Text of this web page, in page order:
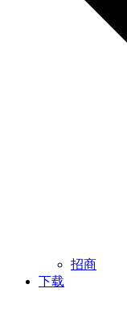
招商
下载